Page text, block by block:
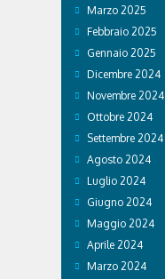
Marzo 2025
Febbraio 2025
Gennaio 2025
Dicembre 2024
Novembre 2024
Ottobre 2024
Settembre 2024
Agosto 2024
Luglio 2024
Giugno 2024
Maggio 2024
Aprile 2024
Marzo 2024